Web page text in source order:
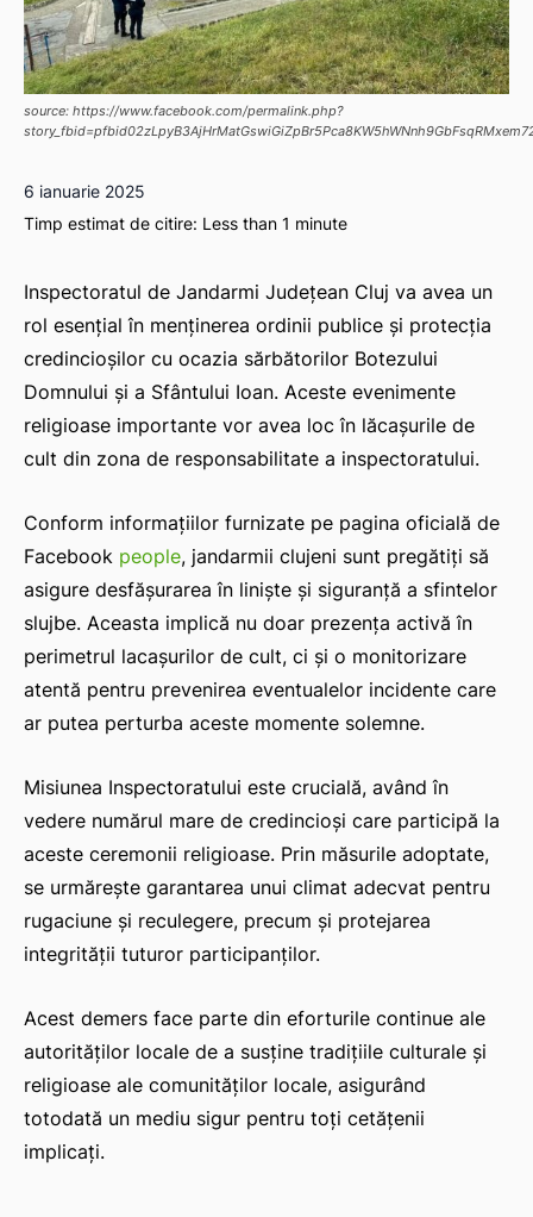
source: https://www.facebook.com/permalink.php?
6 ianuarie 2025
Timp estimat de citire: Less than 1 minute
Inspectoratul de Jandarmi Judeţean Cluj va avea un
rol esențial în menținerea ordinii publice și protecția
credincioșilor cu ocazia sărbătorilor Botezului
Domnului şi a Sfântului Ioan. Aceste evenimente
religioase importante vor avea loc în lăcașurile de
cult din zona de responsabilitate a inspectoratului.
Conform informațiilor furnizate pe pagina oficială de
Facebook people, jandarmii clujeni sunt pregătiți să
asigure desfășurarea în liniște și siguranță a sfintelor
slujbe. Aceasta implică nu doar prezența activă în
perimetrul lacașurilor de cult, ci și o monitorizare
atentă pentru prevenirea eventualelor incidente care
ar putea perturba aceste momente solemne.
Misiunea Inspectoratului este crucială, având în
vedere numărul mare de credincioși care participă la
aceste ceremonii religioase. Prin măsurile adoptate,
se urmărește garantarea unui climat adecvat pentru
rugaciune și reculegere, precum și protejarea
integrității tuturor participanților.
Acest demers face parte din eforturile continue ale
autorităților locale de a susține tradițiile culturale și
religioase ale comunităților locale, asigurând
totodată un mediu sigur pentru toți cetățenii
implicați.